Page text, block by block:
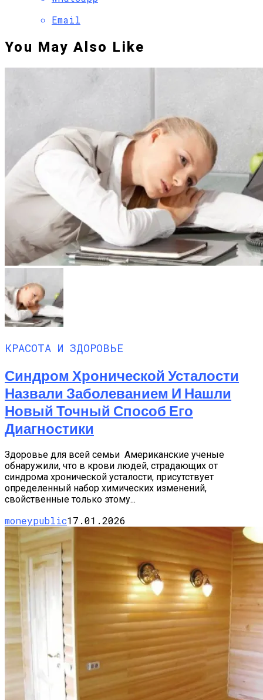
Email
You May Also Like
КРАСОТА И ЗДОРОВЬЕ
Синдром Хронической Усталости
Назвали Заболеванием И Нашли
Новый Точный Способ Его
Диагностики
Здоровье для всей семьи Американские ученые
обнаружили, что в крови людей, страдающих от
синдрома хронической усталости, присутствует
определенный набор химических изменений,
свойственные только этому...
moneypublic17.01.2026